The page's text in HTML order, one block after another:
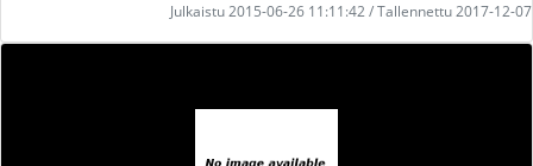
Julkaistu 2015-06-26 11:11:42 / Tallennettu 2017-12-07